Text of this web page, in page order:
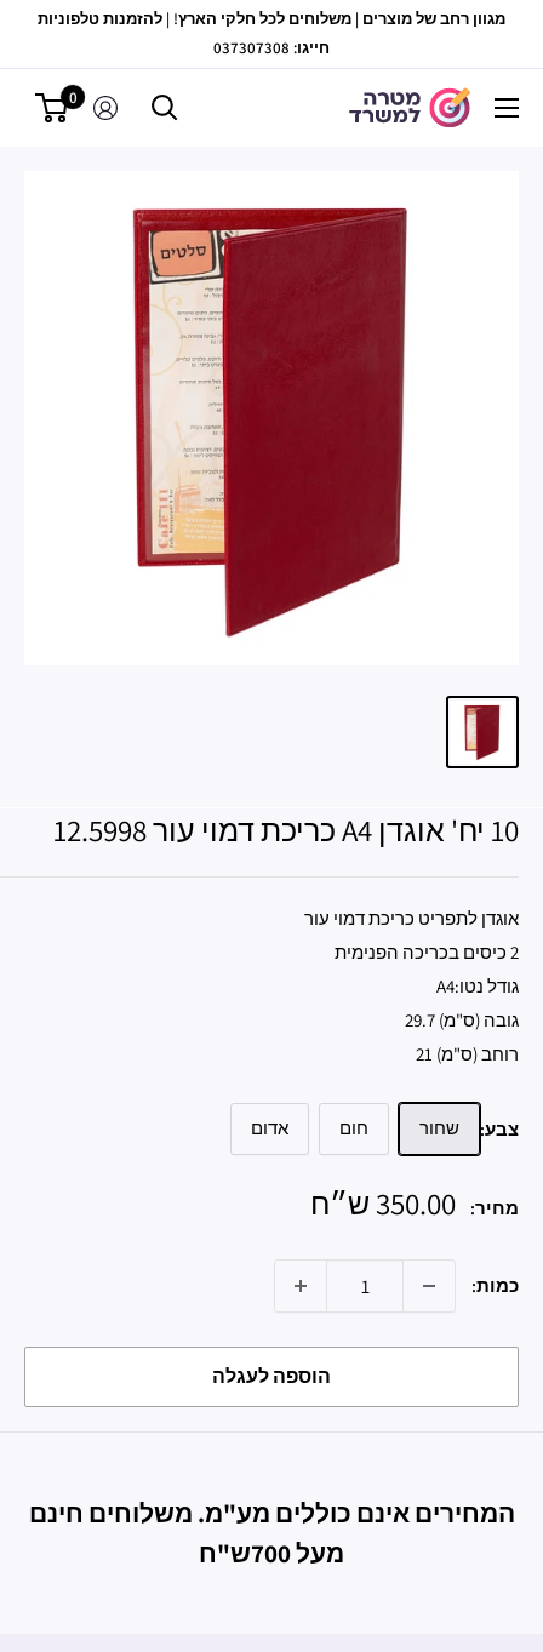
מגוון רחב של מוצרים | משלוחים לכל חלקי הארץ! | להזמנות טלפוניות
חייגו: 037307308
מטרה
0
10 יח' אוגדן A4 כריכת דמוי עור 12.5998
אוגדן לתפריט כריכת דמוי עור
2 כיסים בכריכה הפנימית
גודל נטו:A4
גובה (ס"מ) 29.7
רוחב (ס"מ) 21
צבע: שחור חום אדום
מחיר: מחיר
350.00 ש״ח
כמות:
הוספה לעגלה
המחירים אינם כוללים מע"מ. משלוחים חינם
מעל 700ש"ח